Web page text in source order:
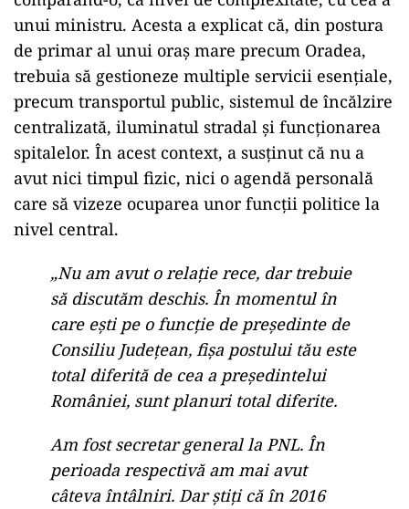
unui ministru. Acesta a explicat că, din postura
de primar al unui oraș mare precum Oradea,
trebuia să gestioneze multiple servicii esențiale,
precum transportul public, sistemul de încălzire
centralizată, iluminatul stradal și funcționarea
spitalelor. În acest context, a susținut că nu a
avut nici timpul fizic, nici o agendă personală
care să vizeze ocuparea unor funcții politice la
nivel central.
„Nu am avut o relaţie rece, dar trebuie
să discutăm deschis. În momentul în
care eşti pe o funcţie de preşedinte de
Consiliu Judeţean, fişa postului tău este
total diferită de cea a preşedintelui
României, sunt planuri total diferite.
Am fost secretar general la PNL. În
perioada respectivă am mai avut
câteva întâlniri. Dar ştiţi că în 2016